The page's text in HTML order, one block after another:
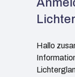
Hallo